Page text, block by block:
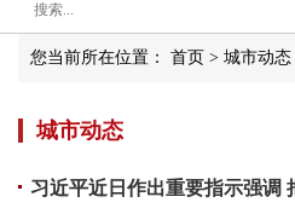
您当前所在位置： 首页 > 城市动态
城市动态